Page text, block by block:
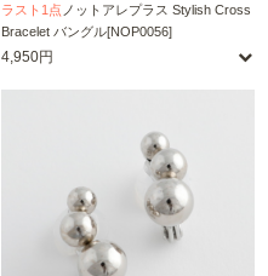
ラスト1点 ノットアレプラス Stylish Cross
Bracelet バングル[NOP0056]
4,950円